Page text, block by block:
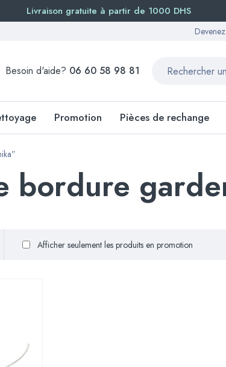
Livraison gratuite à partir de 1000 DHS
Besoin d'aide? 06 60 58 98 81
Promotion Pièces de rechange
bordure
Afficher seulement les produits en promotion